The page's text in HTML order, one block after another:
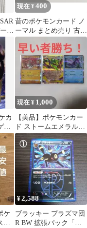
ス
現在 ¥ 400
昔のポケモンカード ノ
ーマル まとめ売り 古い
レトロカード
カ
現在 ¥ 1,000
【美品】ポケモンカー
ド ストームエメラルダ
人気レア3枚セット
ケ
ア
¥2,588
ブラッキー プラズマ団
R BW 拡張パック「ラ